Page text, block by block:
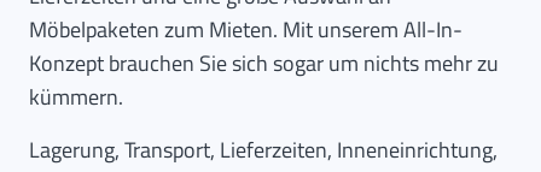
Möbelpaketen zum Mieten. Mit unserem All-In-
Konzept brauchen Sie sich sogar um nichts mehr zu
kümmern.
Lagerung, Transport, Lieferzeiten, Inneneinrichtung,